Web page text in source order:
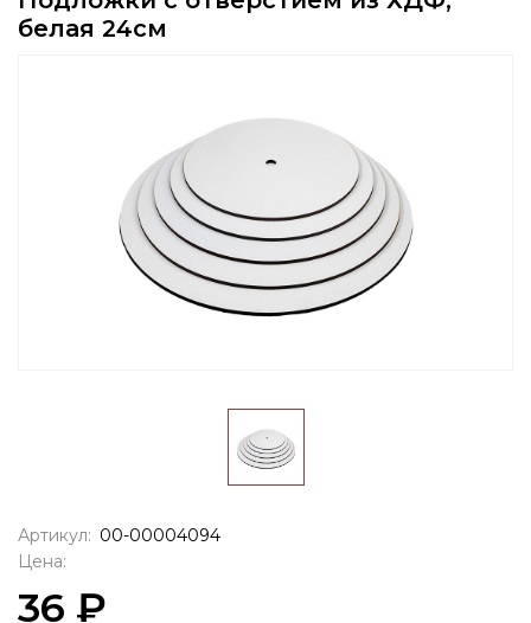
белая 24см
Артикул: 00-00004094
Цена:
36 ₽